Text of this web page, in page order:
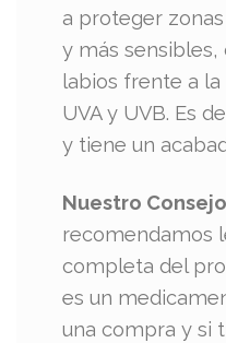
a proteger
y más
labios frente a
UVA y UVB. Es
y tiene un
Nuestro
recomendamos
completa del
es un
una compra y si